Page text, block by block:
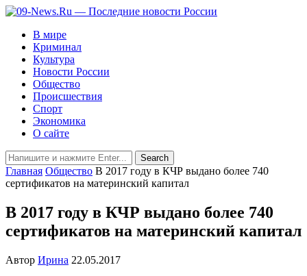
В мире
Криминал
Культура
Новости России
Общество
Происшествия
Спорт
Экономика
О сайте
Главная Общество В 2017 году в КЧР выдано более 740
сертификатов на материнский капитал
В 2017 году в КЧР выдано более 740
сертификатов на материнский капитал
Автор Ирина 22.05.2017